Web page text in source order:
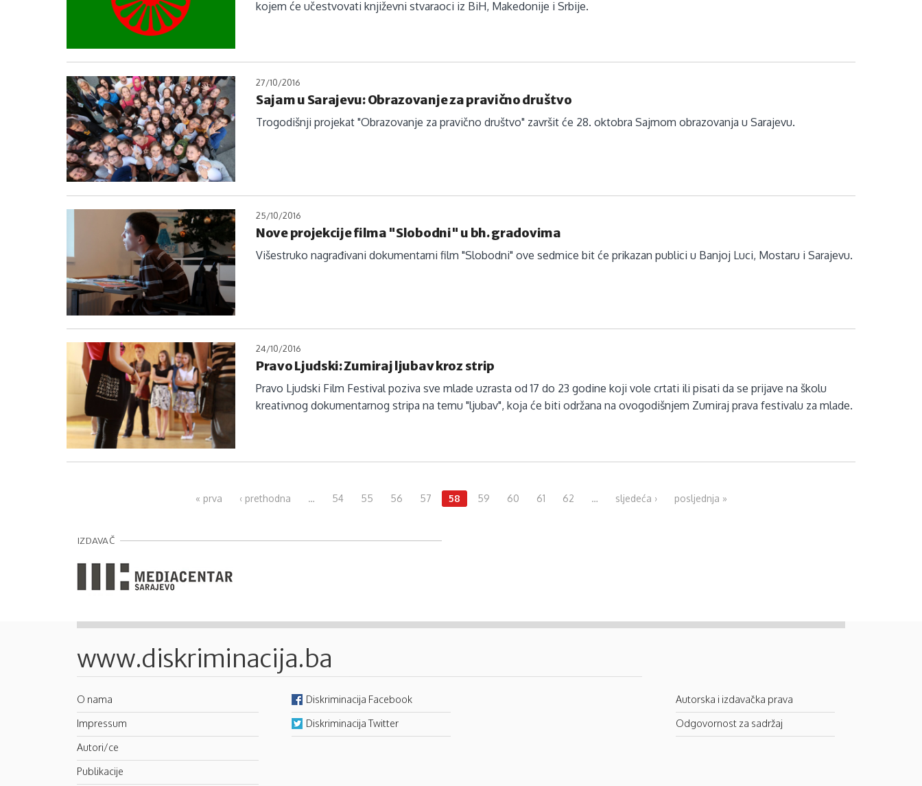
kojem će učestvovati književni stvaraoci iz BiH, Makedonije i Srbije.
27/10/2016
Sajam u Sarajevu: Obrazovanje za pravično društvo
Trogodišnji projekat "Obrazovanje za pravično društvo" završit će 28. oktobra Sajmom obrazovanja u Sarajevu.
25/10/2016
Nove projekcije filma "Slobodni" u bh. gradovima
Višestruko nagrađivani dokumentarni film "Slobodni" ove sedmice bit će prikazan publici u Banjoj Luci, Mostaru i Sarajevu.
24/10/2016
Pravo Ljudski: Zumiraj ljubav kroz strip
Pravo Ljudski Film Festival poziva sve mlade uzrasta od 17 do 23 godine koji vole crtati ili pisati da se prijave na školu
kreativnog dokumentarnog stripa na temu "ljubav", koja će biti održana na ovogodišnjem Zumiraj prava festivalu za mlade.
« prva ‹ prethodna … 54 55 56 57 58 59 60 61 62 … sljedeća › posljednja »
IZDAVAČ
www.diskriminacija.ba
O nama
Impressum
Autori/ce
Publikacije
Diskriminacija Facebook
Diskriminacija Twitter
Autorska i izdavačka prava
Odgovornost za sadržaj